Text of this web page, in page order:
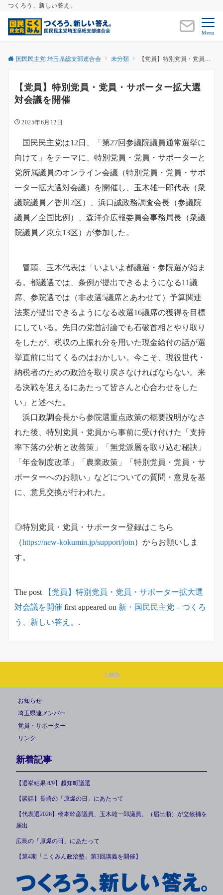
つくろう、新しい答え。
Menu
国民民主党 埼玉県総支部連合会 未分類 【党員】特別党員・党員・サポーター拡大選対会議を開催
【党員】特別党員・党員・サポーター拡大選
対会議を開催
2025年6月12日
国民民主党は12日、「第27回参議院議員通常選挙に
向けて」をテーマに、特別党員・党員・サポーターと
党所属議員のオンライン会議（特別党員・党員・サポ
ーター拡大選対会議）を開催し、玉木雄一郎代表（衆
議院議員／香川2区）、浜口誠政務調査会長（参議院
議員／全国比例）、森洋介広報委員会事務局長（衆議
院議員／東京13区）が参加した。
冒頭、玉木代表は「いよいよ都議選・参院選が始ま
る。都議選では、条例が提出できるようになる11議
席、参院選では（非改選5議席とあわせて）予算関連
法案が提出できるようになる改選16議席の獲得を目標
にしている。先日の党首討論でも石破首相とやり取り
をしたが、税収の上振れ分を用いた現金給付の話が選
挙直前に出てくるのはおかしい。今こそ、現役世代・
納税者のための政治を取り戻さなければならない。来
る決戦を迎えるにあたって皆さんと心合わせをした
い」と述べた。
浜口政調会長から参院選重点政策の概要説明がなさ
れた後、特別党員・党員から事前に受け付けた「支持
率下落の分析と改善策」「無党派層を取り込む秘訣」
「年金制度改革」「農業政策」「特別党員・党員・サ
ポーターへのお願い」などについての質問・意見を基
に、意見交換が行われた。
◎特別党員・党員・サポーター登録はこちら
（https://new-kokumin.jp/support/join）からお願いしま
す。
The post
【党員】特別党員・党員・サポーター拡大選
対会議を開催 first appeared on 新・国民民主党 – つくろ
う、新しい答え。 .
お知らせ
埼玉県連メンバー
党員・サポーター
リンク
新着記事
【選挙結果 8/9】越知町議選
【談話】長崎の「原爆の日」にあたって
【代表選2026】橋本幹彦議員、玉木雄一郎議員、（届出順）が立候補を
届出
広島の「原爆の日」にあたって
【第4期「こくみん政治塾」第3回講義を開催】